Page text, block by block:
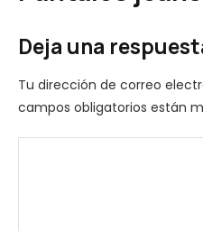
Deja una
Tu dirección de correo
campos obligatorios están